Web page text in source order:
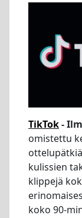
TikTok-
omistettu
kulissien
klippejä
koko 90-